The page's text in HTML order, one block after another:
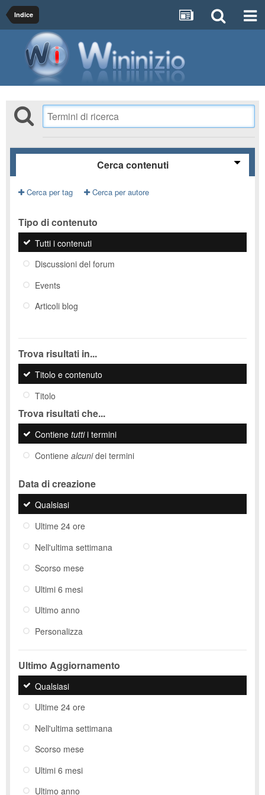
Indice
Cerca contenuti
Cerca per tag Cerca per autore
Tipo di contenuto
Tutti i contenuti
Discussioni del forum
Events
Articoli blog
Trova risultati in...
Titolo e contenuto
Titolo
Trova risultati che...
Contiene tuttii termini
Contiene alcunidei termini
Data di creazione
Qualsiasi
Ultime 24 ore
Nell'ultima settimana
Scorso mese
Ultimi 6 mesi
Ultimo anno
Personalizza
Ultimo Aggiornamento
Qualsiasi
Ultime 24 ore
Nell'ultima settimana
Scorso mese
Ultimi 6 mesi
Ultimo anno